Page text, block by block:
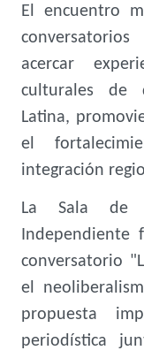
El encuentro
acercar
culturales de
Latina,
el
integración
La Sala de
Independiente
conversatorio
el
propuesta
periodística